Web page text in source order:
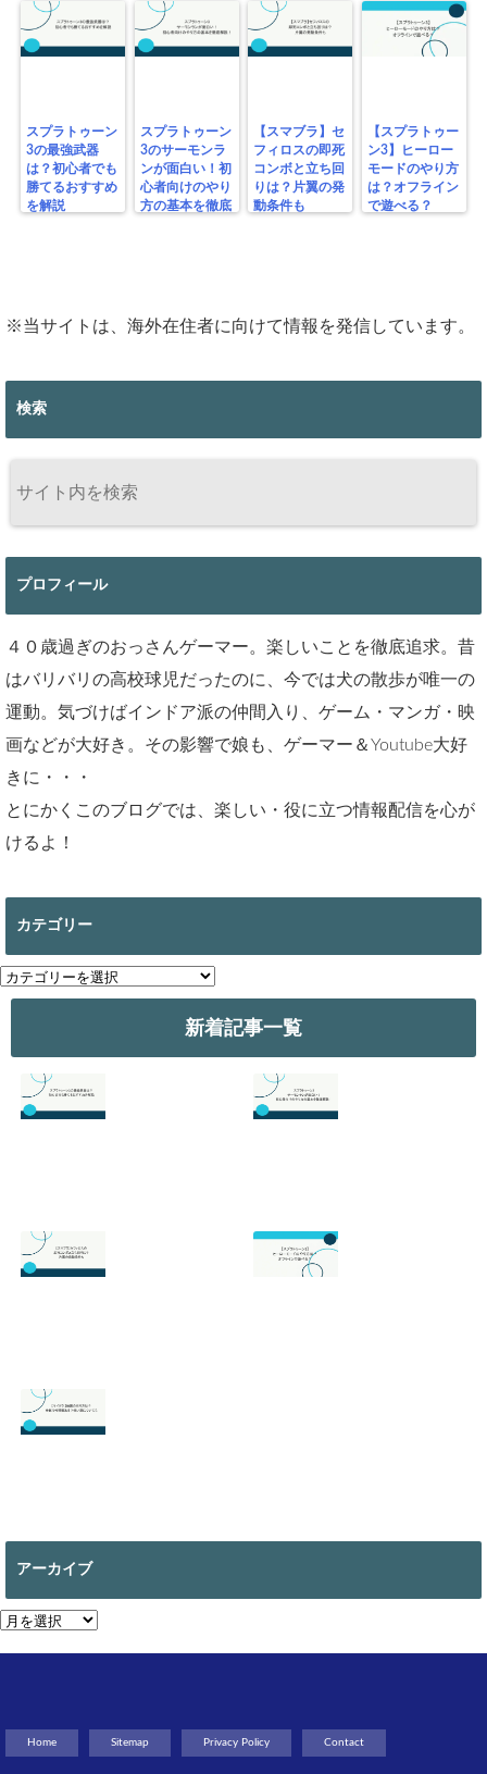
スプラトゥーン
3の最強武器
は？初心者でも
勝てるおすすめ
を解説
スプラトゥーン
3のサーモンラ
ンが面白い！初
心者向けのやり
方の基本を徹底
【スマブラ】セ
フィロスの即死
コンボと立ち回
りは？片翼の発
動条件も
【スプラトゥー
ン3】ヒーロー
モードのやり方
は？オフライン
で遊べる？
※当サイトは、海外在住者に向けて情報を発信しています。
検索
プロフィール
４０歳過ぎのおっさんゲーマー。楽しいことを徹底追求。昔
はバリバリの高校球児だったのに、今では犬の散歩が唯一の
運動。気づけばインドア派の仲間入り、ゲーム・マンガ・映
画などが大好き。その影響で娘も、ゲーマー＆Youtube大好
きに・・・
とにかくこのブログでは、楽しい・役に立つ情報配信を心が
けるよ！
カテゴリー
カ
テ
新着記事一覧
心者でも勝てるお
すすめを解説
2026.07.19
面白い！初心者向
けのやり方の基本
を徹底解説！
ボと立ち回りは？
片翼の発動条件も
2026.06.09
い道についても
アーカイブ
ア
Home Sitemap Privacy Policy Contact